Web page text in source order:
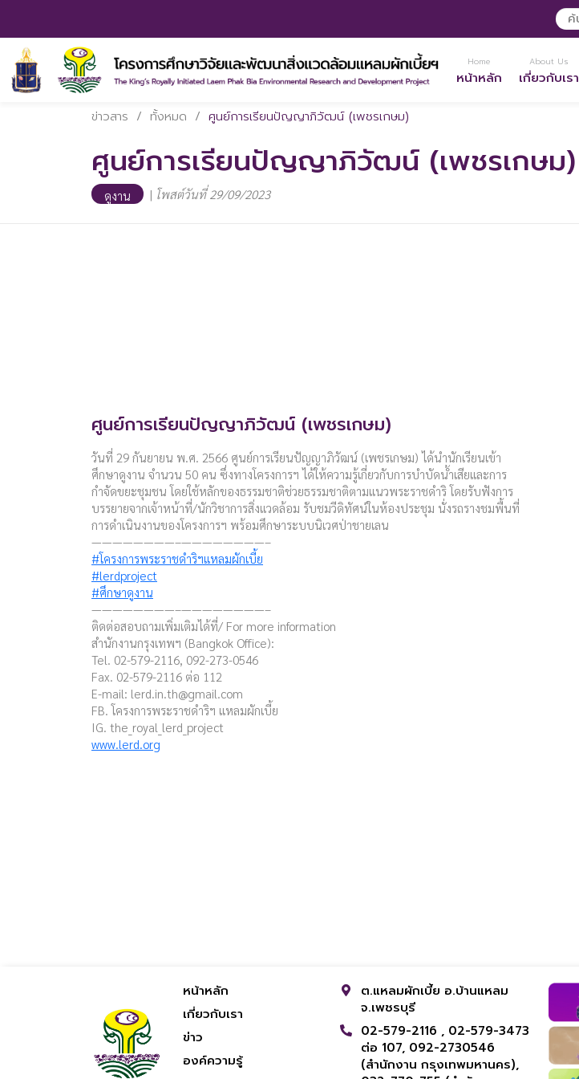
Home
หน้าหลัก
About Us
เกี่ยวกับเรา
ข่าวสาร / ทั้งหมด / ศูนย์การเรียนปัญญาภิวัฒน์ (เพชรเกษม)
ศูนย์การเรียนปัญญาภิวัฒน์ (เพชรเกษม)
ดูงาน | โพสต์วันที่ 29/09/2023
ศูนย์การเรียนปัญญาภิวัฒน์ (เพชรเกษม)
วันที่ 29 กันยายน พ.ศ. 2566 ศูนย์การเรียนปัญญาภิวัฒน์ (เพชรเกษม) ได้นำนักเรียนเข้า
ศึกษาดูงาน จำนวน 50 คน ซึ่งทางโครงการฯ ได้ให้ความรู้เกี่ยวกับการบำบัดน้ำเสียและการ
กำจัดขยะชุมชน โดยใช้หลักของธรรมชาติช่วยธรรมชาติตามแนวพระราชดำริ โดยรับฟังการ
บรรยายจากเจ้าหน้าที่/นักวิชาการสิ่งแวดล้อม รับชมวีดิทัศน์ในห้องประชุม นั่งรถรางชมพื้นที่
การดำเนินงานของโครงการฯ พร้อมศึกษาระบบนิเวศป่าชายเลน
————————–————————–
#โครงการพระราชดำริฯแหลมผักเบี้ย
#lerdproject
#ศึกษาดูงาน
————————–————————–
ติดต่อสอบถามเพิ่มเติมได้ที่/ For more information
สำนักงานกรุงเทพฯ (Bangkok Office):
Tel. 02-579-2116, 092-273-0546
Fax. 02-579-2116 ต่อ 112
E-mail: lerd.in.th@gmail.com
FB. โครงการพระราชดำริฯ แหลมผักเบี้ย
IG. the_royal_lerd_project
www.lerd.org
หน้าหลัก
เกี่ยวกับเรา
ข่าว
องค์ความรู้
ต.แหลมผักเบี้ย อ.บ้านแหลม
จ.เพชรบุรี
02-579-2116 , 02-579-3473
ต่อ 107, 092-2730546
(สำนักงาน กรุงเทพมหานคร),